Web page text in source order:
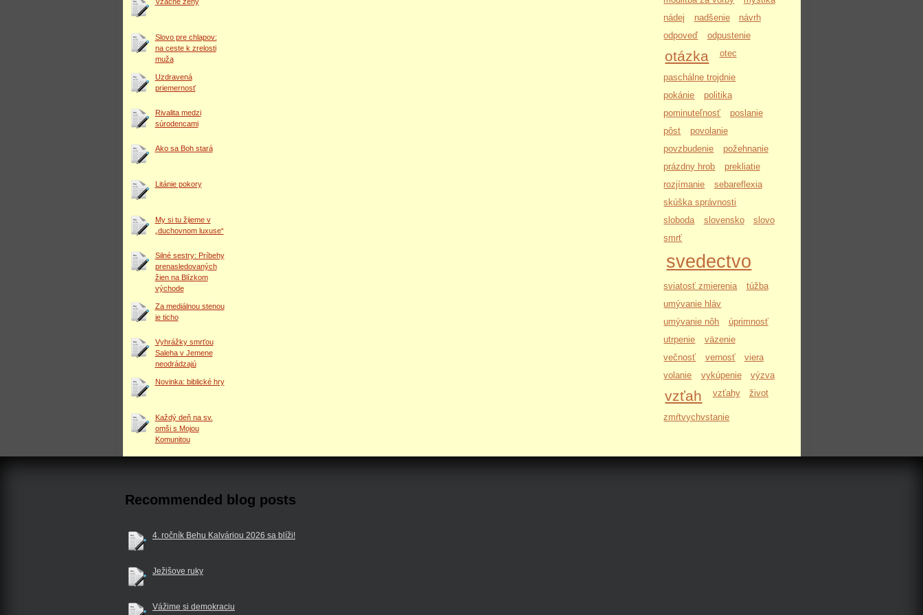
nádej
nadšenie
návrh
odpoveď
odpustenie
otázka otec
paschálne trojdnie
pokánie
politika
pominuteľnosť
poslanie
pôst
povolanie
povzbudenie
požehnanie
prázdny hrob
prekliatie
rozjímanie
sebareflexia
skúška správnosti
sloboda
slovensko
slovo
smrť
svedectvo
sviatosť zmierenia
túžba
umývanie hláv
umývanie nôh
úprimnosť
utrpenie
väzenie
večnosť
vernosť
viera
volanie
vykúpenie výzva
vzťah vzťahy život
zmŕtvychvstanie
Slovo pre chlapov:
na ceste k zrelosti
muža
Uzdravená
priemernosť
Rivalita medzi
súrodencami
Ako sa Boh stará
Litánie pokory
My si tu žijeme v
„duchovnom luxuse“
Silné sestry: Príbehy
prenasledovaných
žien na Blízkom
východe
Za mediálnou stenou
je ticho
Vyhrážky smrťou
Saleha v Jemene
neodrádzajú
Novinka: biblické hry
Každý deň na sv.
omši s Mojou
Komunitou
Recommended blog posts
4. ročník Behu Kalváriou 2026 sa blíži!
Ježišove ruky
Vážime si demokraciu